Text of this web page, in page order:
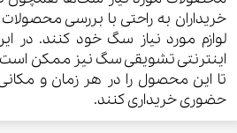
خریداران به راحتی با بررسی
لوازم مورد نیاز سگ خود کنند. در
اینترنتی تشویقی سگ نیز ممکن است
تا این محصول را در هر زمان و
حضوری خریداری کنند.